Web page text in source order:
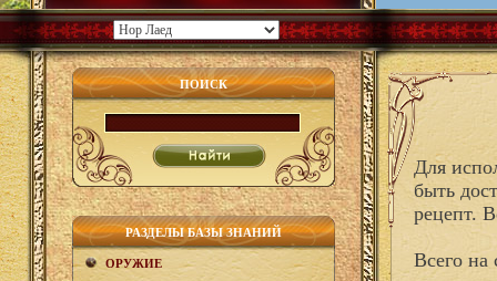
ПОИСК
РАЗДЕЛЫ БАЗЫ ЗНАНИЙ
ОРУЖИЕ
Для
быть
рецепт.
Всего на